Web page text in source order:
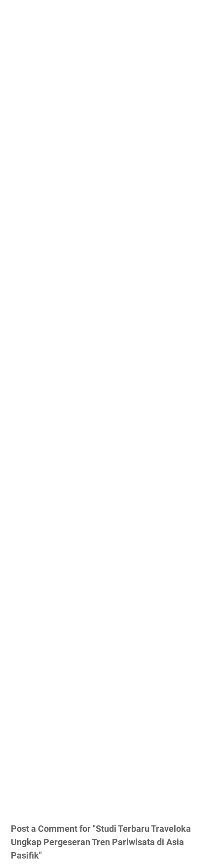
Post a Comment for "Studi Terbaru Traveloka
Ungkap Pergeseran Tren Pariwisata di Asia
Pasifik"